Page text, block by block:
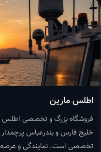
اطلس مارین
خلیج فارس و بندرعباس پرچمدار
تخصصی است. نمایندگی و عرضه